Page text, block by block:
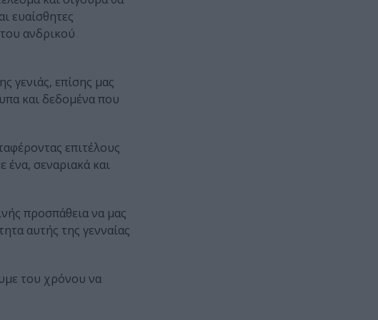
ευαίσθητες
ανδρικού
γενιάς, επίσης μας
και δεδομένα που
επιτέλους
ένα, σεναριακά και
προσπάθεια να μας
αυτής της γενναίας
του χρόνου να